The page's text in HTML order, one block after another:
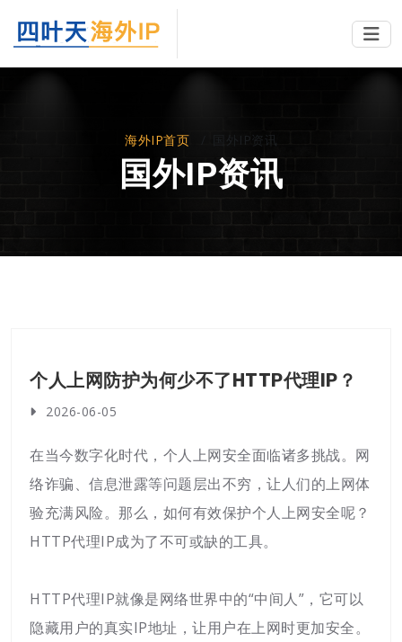
海外IP首页 国外IP资讯
国外IP资讯
个人上网防护为何少不了HTTP代理IP？
2026-06-05
在当今数字化时代，个人上网安全面临诸多挑战。网
络诈骗、信息泄露等问题层出不穷，让人们的上网体
验充满风险。那么，如何有效保护个人上网安全呢？
HTTP代理IP成为了不可或缺的工具。
HTTP代理IP就像是网络世界中的“中间人”，它可以
隐藏用户的真实IP地址，让用户在上网时更加安全。